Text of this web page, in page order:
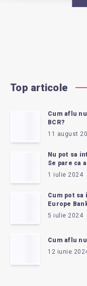
Top articole
Cum aflu
BCR?
11 august
Nu pot sa
Se pare ca
1 iulie 2024
Cum pot
Europe
5 iulie 2024
Cum aflu
12 iunie